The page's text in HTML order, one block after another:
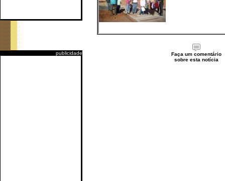
publicidade
Faça um comentário
sobre esta notícia